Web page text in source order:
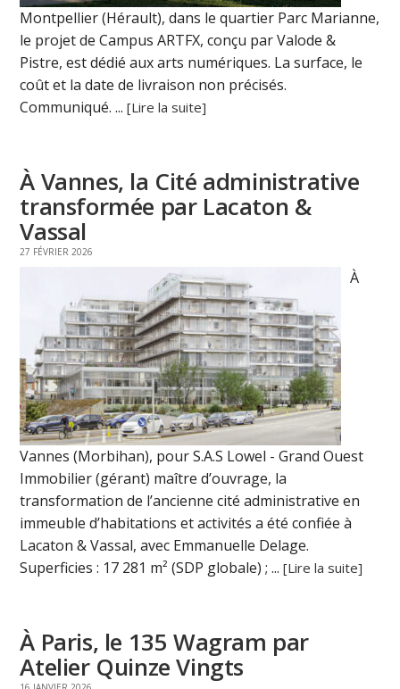
Montpellier (Hérault), dans le quartier Parc Marianne,
le projet de Campus ARTFX, conçu par Valode &
Pistre, est dédié aux arts numériques. La surface, le
coût et la date de livraison non précisés.
Communiqué. ...[Lire la suite]
À Vannes, la Cité administrative
transformée par Lacaton &
Vassal
27 FÉVRIER 2026
À
Vannes (Morbihan), pour S.A.S Lowel - Grand Ouest
Immobilier (gérant) maître d’ouvrage, la
transformation de l’ancienne cité administrative en
immeuble d’habitations et activités a été confiée à
Lacaton & Vassal, avec Emmanuelle Delage.
Superficies : 17 281 m² (SDP globale) ; ...[Lire la suite]
À Paris, le 135 Wagram par
Atelier Quinze Vingts